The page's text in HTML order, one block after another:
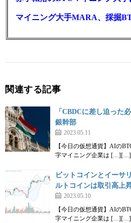
関連する記事
「CBDCに差し迫った
銀幹部
2023.05.11
【今日の仮想通貨】AIの
字マイニング企業は […][…]
ビットコインとイーサ
ルトコインは取引高上
2023.05.10
【今日の仮想通貨】AIの
字マイニング企業は […][…]